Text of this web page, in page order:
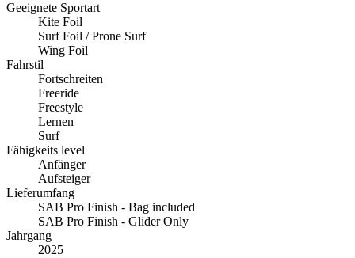
Geeignete Sportart
Kite Foil
Surf Foil / Prone Surf
Wing Foil
Fahrstil
Fortschreiten
Freeride
Freestyle
Lernen
Surf
Fähigkeits level
Anfänger
Aufsteiger
Lieferumfang
SAB Pro Finish - Bag included
SAB Pro Finish - Glider Only
Jahrgang
2025